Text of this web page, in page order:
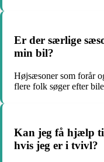
Er der særlige
min bil?
Højsæsoner som forår
flere folk søger efter
Kan jeg få hjælp
hvis jeg er i tvivl?